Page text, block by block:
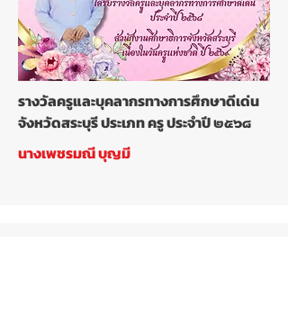
รางวัลครูและบุคลากรทางการศึกษาดีเด่น
จังหวัดสระบุรี ประเภท ครู ประจำปี ๒๕๖๘
นางเพชรมณี บุญมี